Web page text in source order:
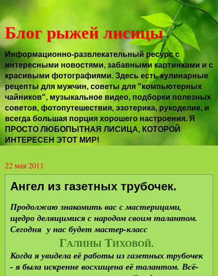
Блог рыжей лисицы
Информационно-развлекательный ресурс с
интересными новостями, забавными картинками и с
красивыми фотографиями. Здесь есть кулинарные
рецепты для мужчин, советы для "компьютерных
чайников", музыкальное видео, подборки полезных
советов, фотопутешествия, эзотерика, рукоделие, и
всегда большая порция хорошего настроения. Я
ПРОСТО ЛЮБОПЫТНАЯ ЛИСИЦА, КОТОРОЙ
ИНТЕРЕСЕН ЭТОТ МИР!
22 мая 2011
Ангел из газетных трубочек.
Продолжаю знакомить вас с мастерицами,
щедро делящимися с народом своим талантом.
Сегодня у нас будет мастер-класс
ГАЛИНЫ ТИХОВОЙ.
Когда я увидела её работы из газетных трубочек
- я была искренне восхищена её талантом. Всё-